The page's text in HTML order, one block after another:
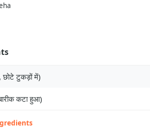
छोटे टुकड़ों में)
कटा हुआ)